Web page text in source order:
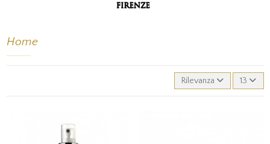
Home
Rilevanza 13